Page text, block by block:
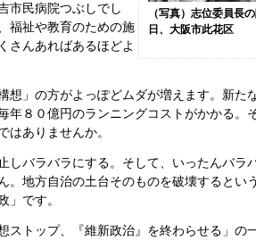
（写真）志位委員長
日、大阪市此花区
市民病院つぶしでし
福祉や教育のための施
さんあればあるほどよ
」の方がよっぽどムダが増えます。新た
年８０億円のランニングコストがかかる。
はありませんか。
バラバラにする。そして、いったんバラ
。地方自治の土台そのものを破壊するとい
」です。
ストップ、『維新政治』を終わらせる」の